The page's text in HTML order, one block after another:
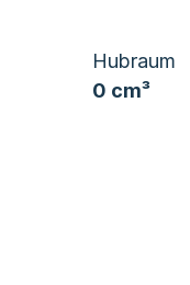
Hubraum
0 cm³